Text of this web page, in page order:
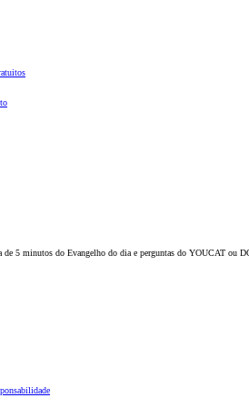
de 5 minutos do Evangelho do dia e perguntas do YOUCAT ou